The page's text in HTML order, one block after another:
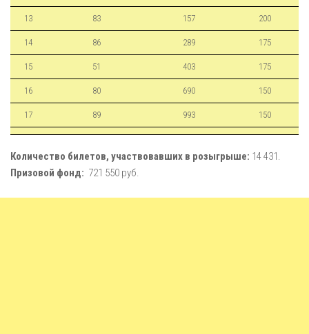
13 83 157 200
14 86 289 175
15 51 403 175
16 80 690 150
17 89 993 150
Количество билетов, участвовавших в розыгрыше: 14 431.
Призовой фонд: 721 550 руб.